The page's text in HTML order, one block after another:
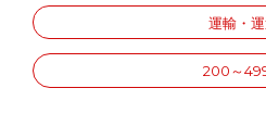
運輸・
200～